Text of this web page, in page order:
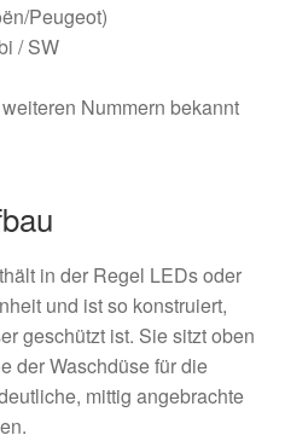
Peugeot)
/ SW
Nummern bekannt
in der Regel LEDs oder
und ist so konstruiert,
geschützt ist. Sie sitzt oben
der Waschdüse für die
mittig angebrachte